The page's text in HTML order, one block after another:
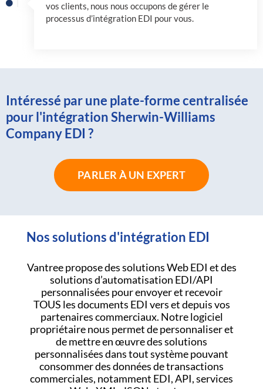
vos clients, nous nous occupons de gérer le
processus d’intégration EDI pour vous.
Intéressé par une plate-forme centralisée
pour l'intégration Sherwin-Williams
Company EDI ?
PARLER À UN EXPERT
Nos solutions d'intégration EDI
Vantree propose des solutions Web EDI et des
solutions d’automatisation EDI/API
personnalisées pour envoyer et recevoir
TOUS les documents EDI vers et depuis vos
partenaires commerciaux. Notre logiciel
propriétaire nous permet de personnaliser et
de mettre en œuvre des solutions
personnalisées dans tout système pouvant
consommer des données de transactions
commerciales, notamment EDI, API, services